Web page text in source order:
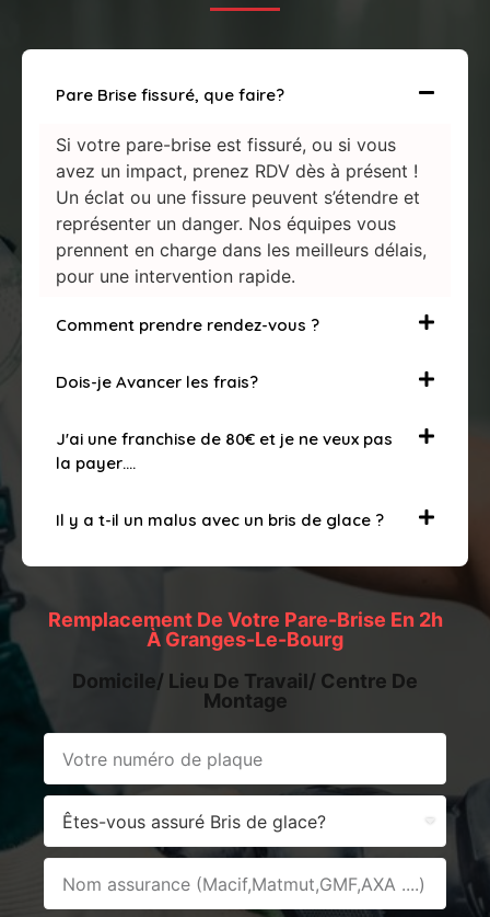
Pare Brise fissuré, que faire?
Si votre pare-brise est fissuré, ou si vous
avez un impact, prenez RDV dès à présent !
Un éclat ou une fissure peuvent s’étendre et
représenter un danger. Nos équipes vous
prennent en charge dans les meilleurs délais,
pour une intervention rapide.
Comment prendre rendez-vous ?
Dois-je Avancer les frais?
J'ai une franchise de 80€ et je ne veux pas
la payer….
Il y a t-il un malus avec un bris de glace ?
Remplacement De Votre Pare-Brise En 2h
À Granges-Le-Bourg
Domicile/ Lieu De Travail/ Centre De
Montage